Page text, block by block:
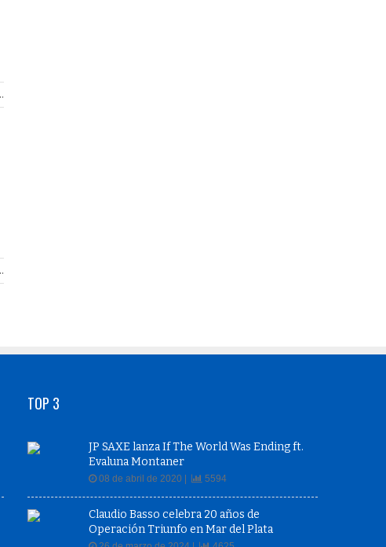
TOP 3
JP SAXE lanza If The World Was Ending ft.
Evaluna Montaner
08 de abril de 2020 | 5594
Claudio Basso celebra 20 años de
Operación Triunfo en Mar del Plata